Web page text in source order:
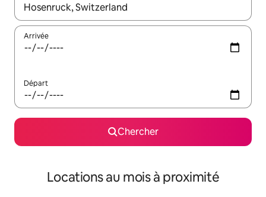
Quand les résultats sont affichés, parcourez-les en utilisant
Arrivée
Départ
Chercher
Locations au mois à proximité